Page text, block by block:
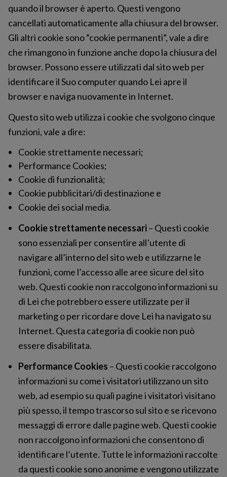
quando il browser è aperto. Questi vengono
cancellati automaticamente alla chiusura del browser.
Gli altri cookie sono “cookie permanenti”, vale a dire
che rimangono in funzione anche dopo la chiusura del
browser. Possono essere utilizzati dal sito web per
identificare il Suo computer quando Lei apre il
browser e naviga nuovamente in Internet.
Questo sito web utilizza i cookie che svolgono cinque
funzioni, vale a dire:
Cookie strettamente necessari;
Performance Cookies;
Cookie di funzionalità;
Cookie pubblicitari/di destinazione e
Cookie dei social media.
Cookie strettamente necessari– Questi cookie
sono essenziali per consentire all’utente di
navigare all’interno del sito web e utilizzarne le
funzioni, come l’accesso alle aree sicure del sito
web. Questi cookie non raccolgono informazioni su
di Lei che potrebbero essere utilizzate per il
marketing o per ricordare dove Lei ha navigato su
Internet. Questa categoria di cookie non può
essere disabilitata.
Performance Cookies – Questi cookie raccolgono
informazioni su come i visitatori utilizzano un sito
web, ad esempio su quali pagine i visitatori visitano
più spesso, il tempo trascorso sul sito e se ricevono
messaggi di errore dalle pagine web. Questi cookie
non raccolgono informazioni che consentono di
identificare l’utente. Tutte le informazioni raccolte
da questi cookie sono anonime e vengono utilizzate